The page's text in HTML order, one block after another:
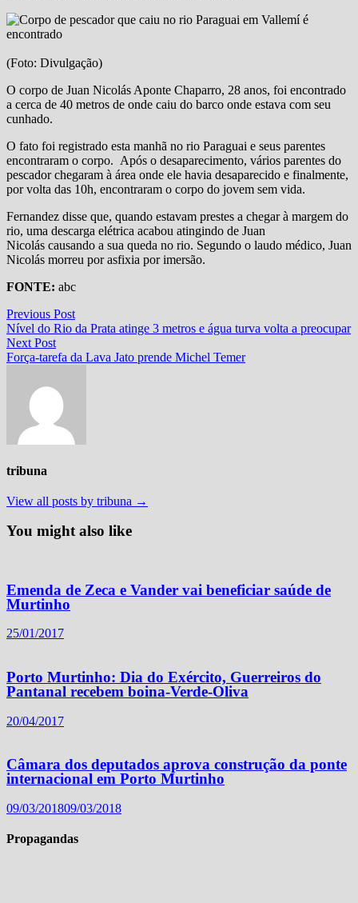
(Foto: Divulgação)
O corpo de Juan Nicolás Aponte Chaparro, 28 anos, foi encontrado
a cerca de 40 metros de onde caiu do barco onde estava com seu
cunhado.
O fato foi registrado esta manhã no rio Paraguai e seus parentes
encontraram o corpo. Após o desaparecimento, vários parentes do
pescador chegaram à área onde ele havia desaparecido e finalmente,
por volta das 10h, encontraram o corpo do jovem sem vida.
Fernandez disse que, quando estavam prestes a chegar à margem do
rio, uma descarga elétrica acabou atingindo de Juan
Nicolás causando a sua queda no rio. Segundo o laudo médico, Juan
Nicolás morreu por asfixia por imersão.
FONTE: abc
Navegação
de
Post
Previous PostPrevious
post:
Nível do Rio da Prata atinge 3 metros e água turva volta a preocupar
Next PostNext
post:
Força-tarefa da Lava Jato prende Michel Temer
tribuna
View all posts by tribuna →
You might also like
Emenda de Zeca e Vander vai beneficiar saúde de
Murtinho
25/01/2017
Porto Murtinho: Dia do Exército, Guerreiros do
Pantanal recebem boina-Verde-Oliva
20/04/2017
Câmara dos deputados aprova construção da ponte
internacional em Porto Murtinho
09/03/201809/03/2018
Propagandas